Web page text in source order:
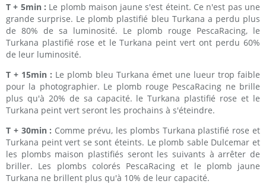
T + 5min : Le plomb maison jaune s'est éteint. Ce n'est pas une
grande surprise. Le plomb plastifié bleu Turkana a perdu plus
de 80% de sa luminosité. Le plomb rouge PescaRacing, le
Turkana plastifié rose et le Turkana peint vert ont perdu 60%
de leur luminosité.
T + 15min : Le plomb bleu Turkana émet une lueur trop faible
pour la photographier. Le plomb rouge PescaRacing ne brille
plus qu'à 20% de sa capacité. le Turkana plastifié rose et le
Turkana peint vert seront les prochains à s'éteindre.
T + 30min : Comme prévu, les plombs Turkana plastifié rose et
Turkana peint vert se sont éteints. Le plomb sable Dulcemar et
les plombs maison plastifiés seront les suivants à arrêter de
briller. Les plombs colorés PescaRacing et le plomb jaune
Turkana ne brillent plus qu'à 10% de leur capacité.